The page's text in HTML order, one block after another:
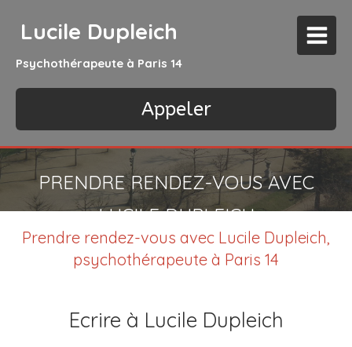
Lucile Dupleich
Psychothérapeute à Paris 14
Appeler
PRENDRE RENDEZ-VOUS AVEC
LUCILE DUPLEICH
Prendre rendez-vous avec Lucile Dupleich,
psychothérapeute à Paris 14
Ecrire à Lucile Dupleich